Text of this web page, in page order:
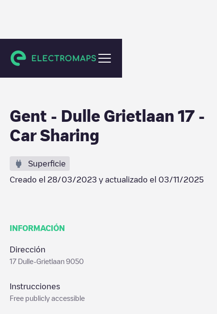
Gent
Gent - Dulle Grietlaan 17 -
Car Sharing
Superficie
Creado el 28/03/2023 y actualizado el 03/11/2025
INFORMACIÓN
Dirección
17 Dulle-Grietlaan 9050
Instrucciones
Free publicly accessible